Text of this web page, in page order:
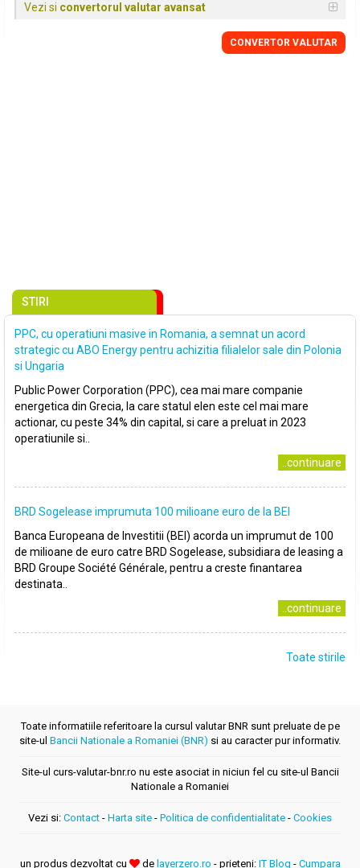
Vezi si convertorul valutar avansat
CONVERTOR VALUTAR
STIRI
PPC, cu operatiuni masive in Romania, a semnat un acord
strategic cu ABO Energy pentru achizitia filialelor sale din Polonia
si Ungaria
Public Power Corporation (PPC), cea mai mare companie
energetica din Grecia, la care statul elen este cel mai mare
actionar, cu peste 34% din capital, si care a preluat in 2023
operatiunile si..
..continuare
BRD Sogelease imprumuta 100 milioane euro de la BEI
Banca Europeana de Investitii (BEI) acorda un imprumut de 100
de milioane de euro catre BRD Sogelease, subsidiara de leasing a
BRD Groupe Société Générale, pentru a creste finantarea
destinata..
..continuare
Toate stirile
Toate informatiile referitoare la cursul valutar BNR sunt preluate de pe
site-ul Bancii Nationale a Romaniei (BNR) si au caracter pur informativ.
Site-ul curs-valutar-bnr.ro nu este asociat in niciun fel cu site-ul Bancii
Nationale a Romaniei
Vezi si: Contact - Harta site - Politica de confidentialitate - Cookies
un produs dezvoltat cu de layerzero.ro - prieteni: IT Blog - Cumpara